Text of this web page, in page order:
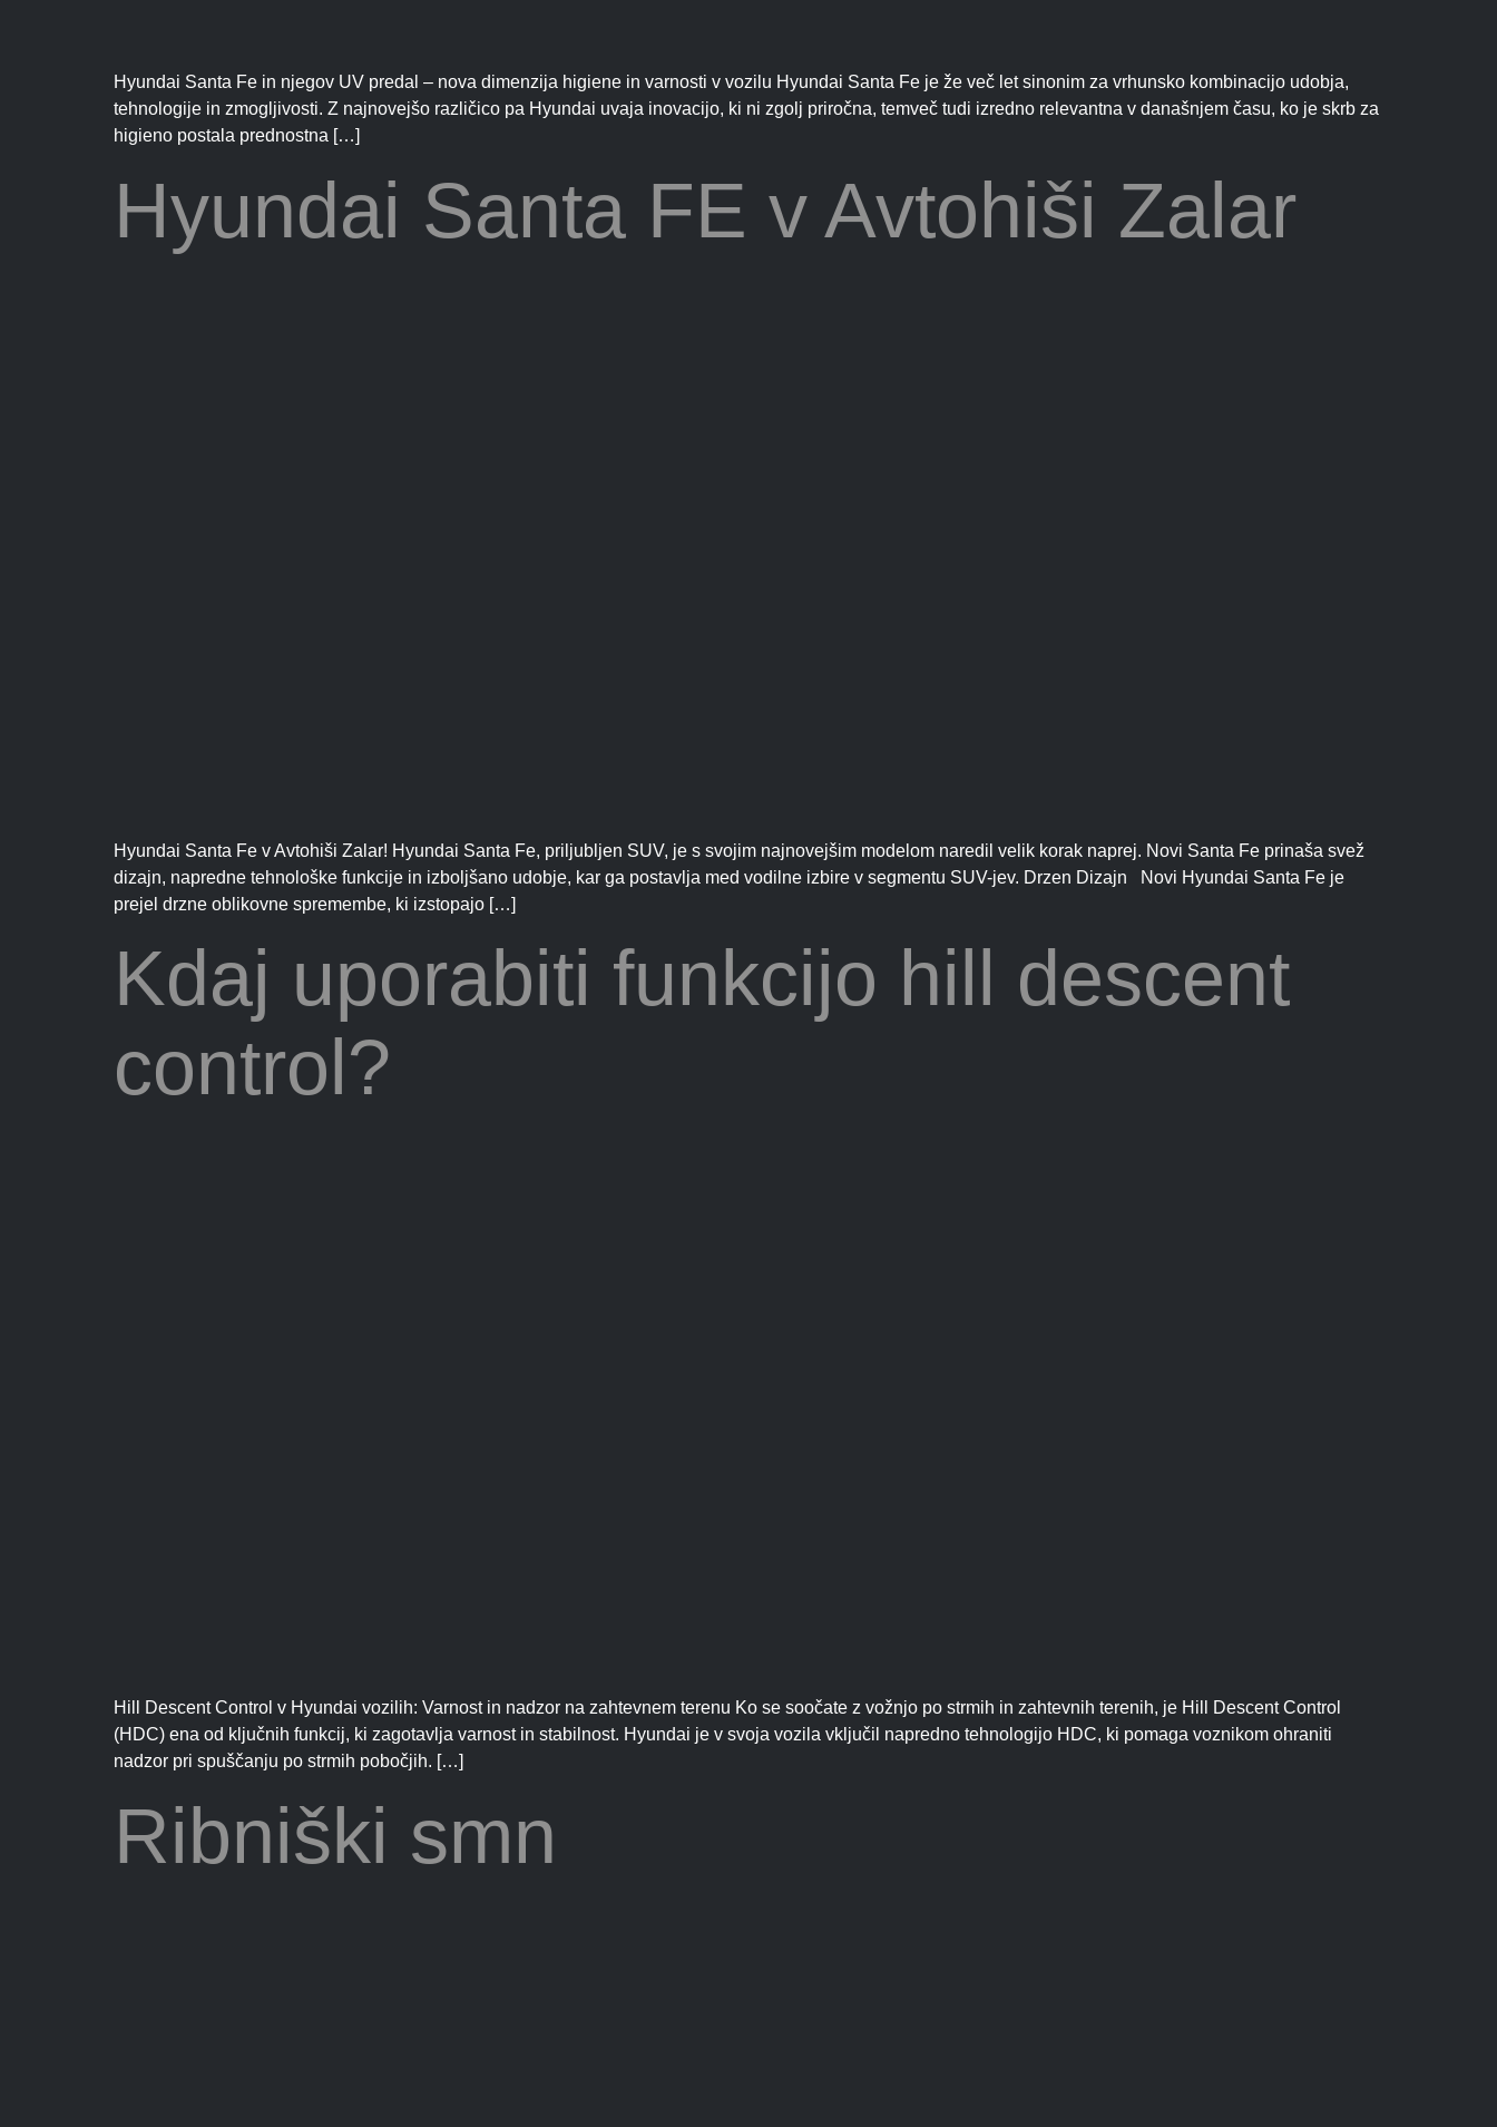
Hyundai Santa Fe in njegov UV predal – nova dimenzija higiene in varnosti v vozilu Hyundai Santa Fe je že več let sinonim za vrhunsko kombinacijo udobja,
tehnologije in zmogljivosti. Z najnovejšo različico pa Hyundai uvaja inovacijo, ki ni zgolj priročna, temveč tudi izredno relevantna v današnjem času, ko je skrb za
higieno postala prednostna […]
Hyundai Santa FE v Avtohiši Zalar
Hyundai Santa Fe v Avtohiši Zalar! Hyundai Santa Fe, priljubljen SUV, je s svojim najnovejšim modelom naredil velik korak naprej. Novi Santa Fe prinaša svež
dizajn, napredne tehnološke funkcije in izboljšano udobje, kar ga postavlja med vodilne izbire v segmentu SUV-jev. Drzen Dizajn Novi Hyundai Santa Fe je
prejel drzne oblikovne spremembe, ki izstopajo […]
Kdaj uporabiti funkcijo hill descent
control?
Hill Descent Control v Hyundai vozilih: Varnost in nadzor na zahtevnem terenu Ko se soočate z vožnjo po strmih in zahtevnih terenih, je Hill Descent Control
(HDC) ena od ključnih funkcij, ki zagotavlja varnost in stabilnost. Hyundai je v svoja vozila vključil napredno tehnologijo HDC, ki pomaga voznikom ohraniti
nadzor pri spuščanju po strmih pobočjih. […]
Ribniški smn